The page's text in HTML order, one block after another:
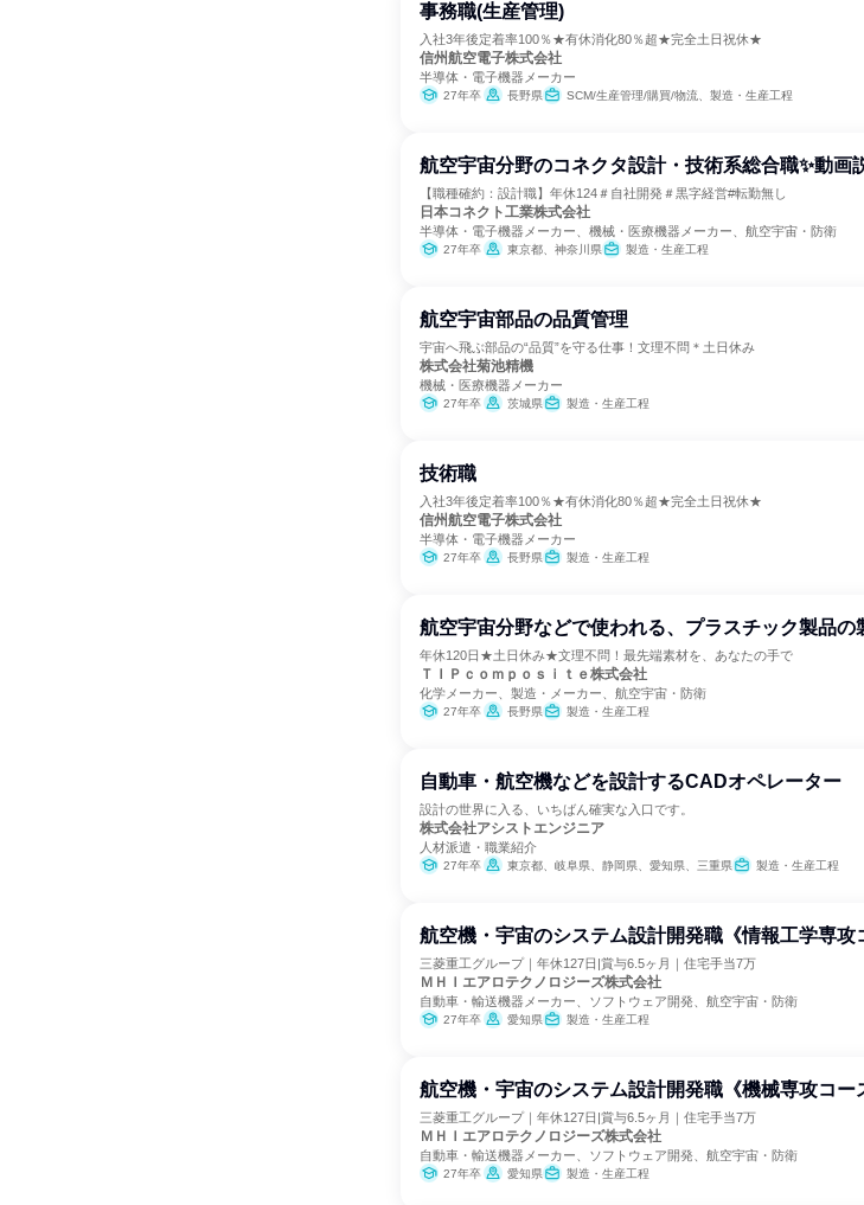
事務職(生産管理)
入社3年後定着率100％★有休消化80％超★完全土日祝休★
信州航空電子株式会社
半導体・電子機器メーカー
27年卒 長野県 SCM/生産管理/購買/物流、製造・生産工程
航空宇宙分野のコネクタ設計・技術系総合職✨動画
【職種確約：設計職】年休124＃自社開発＃黒字経営#転勤無し
日本コネクト工業株式会社
半導体・電子機器メーカー、機械・医療機器メーカー、航空宇宙・防衛
27年卒 東京都、神奈川県 製造・生産工程
航空宇宙部品の品質管理
宇宙へ飛ぶ部品の“品質”を守る仕事！文理不問＊土日休み
株式会社菊池精機
機械・医療機器メーカー
27年卒 茨城県 製造・生産工程
技術職
入社3年後定着率100％★有休消化80％超★完全土日祝休★
信州航空電子株式会社
半導体・電子機器メーカー
27年卒 長野県 製造・生産工程
航空宇宙分野などで使われる、プラスチック製品の
年休120日★土日休み★文理不問！最先端素材を、あなたの手で
ＴＩＰｃｏｍｐｏｓｉｔｅ株式会社
化学メーカー、製造・メーカー、航空宇宙・防衛
27年卒 長野県 製造・生産工程
自動車・航空機などを設計するCADオペレーター
設計の世界に入る、いちばん確実な入口です。
株式会社アシストエンジニア
人材派遣・職業紹介
27年卒 東京都、岐阜県、静岡県、愛知県、三重県 製造・生産工程
航空機・宇宙のシステム設計開発職《情報工学専攻
三菱重工グループ｜年休127日|賞与6.5ヶ月｜住宅手当7万
ＭＨＩエアロテクノロジーズ株式会社
自動車・輸送機器メーカー、ソフトウェア開発、航空宇宙・防衛
27年卒 愛知県 製造・生産工程
航空機・宇宙のシステム設計開発職《機械専攻コー
三菱重工グループ｜年休127日|賞与6.5ヶ月｜住宅手当7万
ＭＨＩエアロテクノロジーズ株式会社
自動車・輸送機器メーカー、ソフトウェア開発、航空宇宙・防衛
27年卒 愛知県 製造・生産工程